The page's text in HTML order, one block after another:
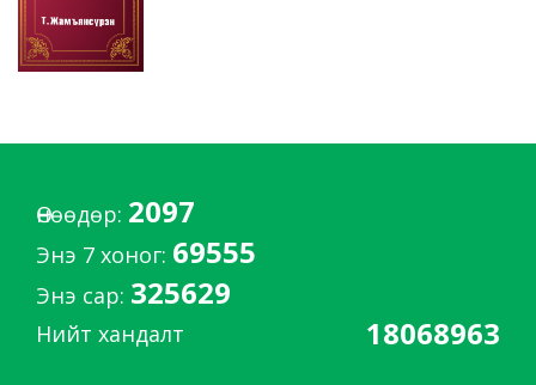
Өнөөдөр: 2097
Энэ 7 хоног: 69555
Энэ сар: 325629
Нийт хандалт 18068963